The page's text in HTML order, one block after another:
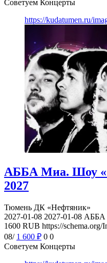
Советуем Концерты
https://kudatumen.ru/
АББА Миа. Шоу
2027
Тюмень ДК «Нефтяник»
2027-01-08 2027-01-08 АББА
1600 RUB https://schema.org/
08/ 1 600 ₽ 0 0
Советуем Концерты